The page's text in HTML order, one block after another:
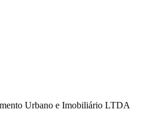
Urbano e Imobiliário LTDA